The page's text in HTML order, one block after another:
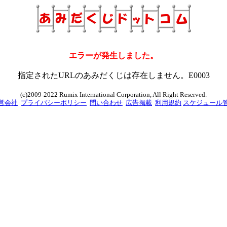
エラーが発生しました。
指定されたURLのあみだくじは存在しません。E0003
(c)2009-2022 Rumix International Corporation, All Right Reserved.
会社 プライバシーポリシー 問い合わせ 広告掲載 利用規約 スケジュール